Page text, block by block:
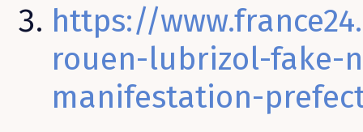
https://
rouen-lubrizol-fake-
manifestation-